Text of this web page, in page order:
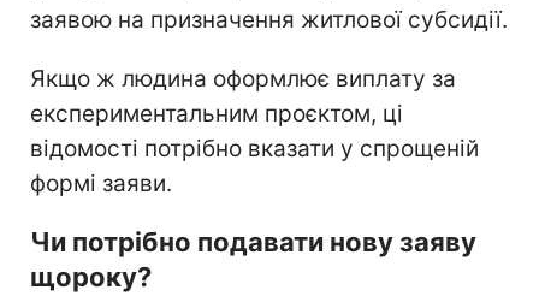
заявою на призначення житлової субсидії.
Якщо ж людина оформлює виплату за
експериментальним проєктом, ці
відомості потрібно вказати у спрощеній
формі заяви.
Чи потрібно подавати нову заяву
щороку?